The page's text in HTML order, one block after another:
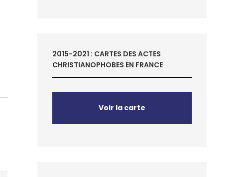
2015-2021 : CARTES DES ACTES
CHRISTIANOPHOBES EN FRANCE
Voir la carte